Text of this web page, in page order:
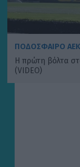
ΠΟΔΟΣΦΑΙΡΟ ΑΕΚ
Η πρώτη βόλτα
(VIDEO)